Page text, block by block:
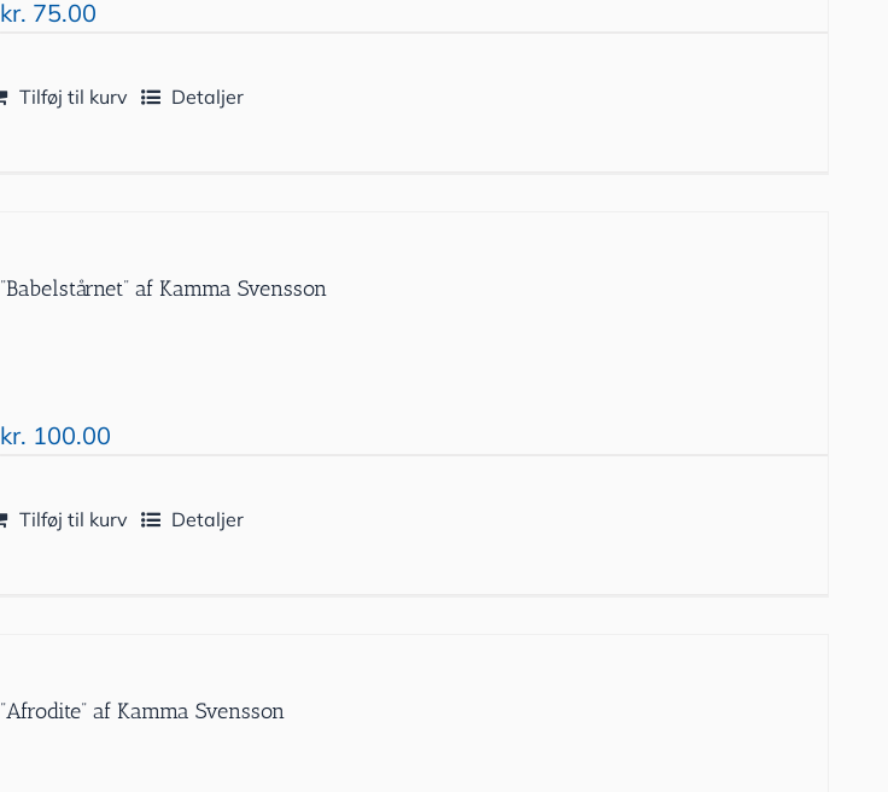
kr. 75.00
Tilføj til kurv Detaljer
”Babelstårnet” af Kamma Svensson
kr. 100.00
Tilføj til kurv Detaljer
”Afrodite” af Kamma Svensson